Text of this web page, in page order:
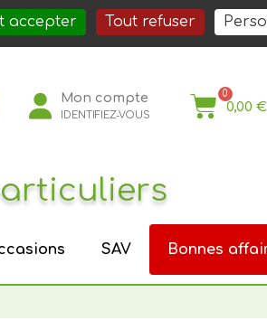
société Nos services Nos actualités Nous
Mon compte
IDENTIFIEZ-VOUS
0,00 €
SAV Bonnes
accepter Tout refuser